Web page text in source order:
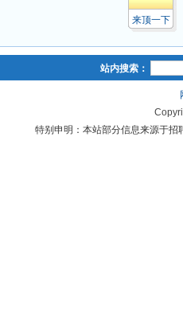
来顶一下
站内搜索：
特别申明：本站部分信息来源于